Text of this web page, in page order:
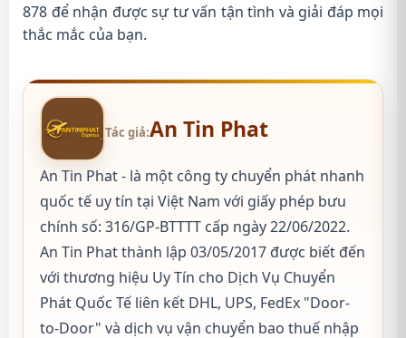
878 để nhận được sự tư vấn tận tình và giải đáp mọi
thắc mắc của bạn.
Tác giả:An Tin Phat
An Tin Phat - là một công ty chuyển phát nhanh
quốc tế uy tín tại Việt Nam với giấy phép bưu
chính số: 316/GP-BTTTT cấp ngày 22/06/2022.
An Tin Phat thành lập 03/05/2017 được biết đến
với thương hiệu Uy Tín cho Dịch Vụ Chuyển
Phát Quốc Tế liên kết DHL, UPS, FedEx "Door-
to-Door" và dịch vụ vận chuyển bao thuế nhập